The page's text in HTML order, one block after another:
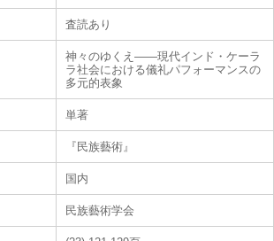
査読あり
神々のゆくえ――現代インド・ケーラ
ラ社会における儀礼パフォーマンスの
多元的表象
単著
『民族藝術』
国内
民族藝術学会